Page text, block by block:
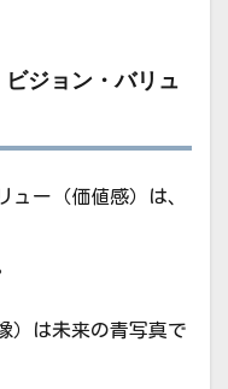
ジョン・バリュ
ュー（価値感）は、
）は未来の青写真で